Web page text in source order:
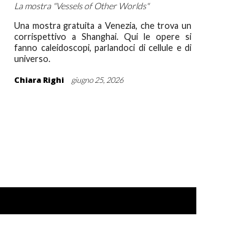
La mostra "Vessels of Other Worlds"
Una mostra gratuita a Venezia, che trova un
corrispettivo a Shanghai. Qui le opere si
fanno caleidoscopi, parlandoci di cellule e di
universo.
Chiara Righi giugno 25, 2026